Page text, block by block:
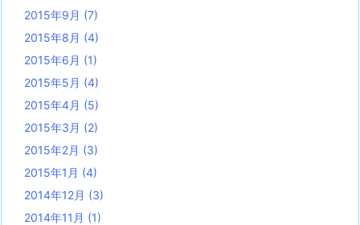
2015年9月 (7)
2015年8月 (4)
2015年6月 (1)
2015年5月 (4)
2015年4月 (5)
2015年3月 (2)
2015年2月 (3)
2015年1月 (4)
2014年12月 (3)
2014年11月 (1)